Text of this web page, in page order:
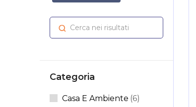
Cerca nei risultati Cerca
Categoria
Casa E Ambiente 6Articoli